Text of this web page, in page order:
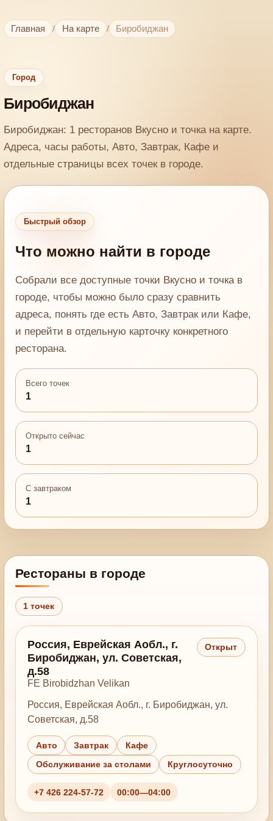
Главная / На карте / Биробиджан
Город
Биробиджан
Биробиджан: 1 ресторанов Вкусно и точка на карте.
Адреса, часы работы, Авто, Завтрак, Кафе и
отдельные страницы всех точек в городе.
Быстрый обзор
Что можно найти в городе
Собрали все доступные точки Вкусно и точка в
городе, чтобы можно было сразу сравнить
адреса, понять где есть Авто, Завтрак или Кафе,
и перейти в отдельную карточку конкретного
ресторана.
Всего точек
1
Открыто сейчас
1
С завтраком
1
Рестораны в городе
1 точек
Россия, Еврейская Аобл., г.
Биробиджан, ул. Советская,
д.58
FE Birobidzhan Velikan
Открыт
Россия, Еврейская Аобл., г. Биробиджан, ул.
Советская, д.58
Авто Завтрак Кафе
Обслуживание за столами Круглосуточно
+7 426 224-57-72 00:00—04:00